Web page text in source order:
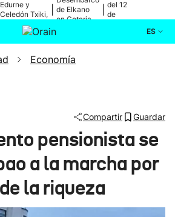
Edurne y
Celedón Txiki,
en directo
de Elkano
en Getaria
del 12
de
ES
Actualidad
Ikusmiran
Eguraldia
Economía
Compartir Guardar
pensionista se
a la marcha por
la riqueza